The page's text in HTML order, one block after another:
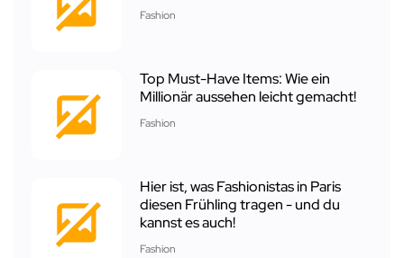
Fashion
Top Must-Have Items: Wie ein
Millionär aussehen leicht gemacht!
Fashion
Hier ist, was Fashionistas in Paris
diesen Frühling tragen - und du
kannst es auch!
Fashion